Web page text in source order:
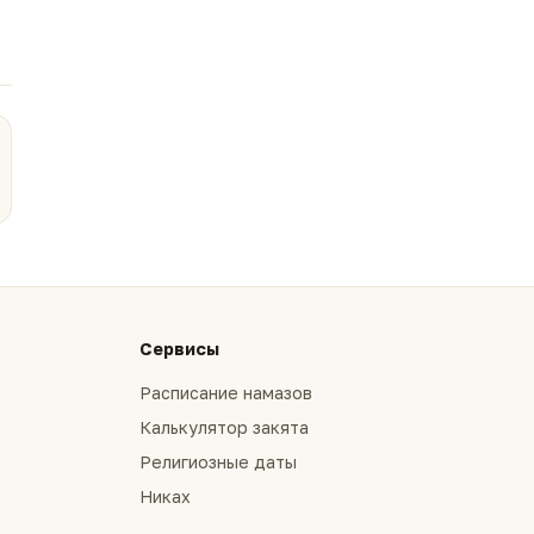
Сервисы
Расписание намазов
Калькулятор закята
Религиозные даты
Никах